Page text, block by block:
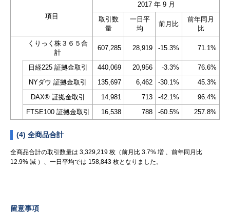
項目
2017 年 9 月
取引数
量
一日平
均
前月比
前年同月
比
くりっく株３６５合
計
607,285 28,919 -15.3% 71.1%
日経225 証拠金取引 440,069 20,956 -3.3%
76.6%
NYダウ 証拠金取引
135,697 6,462 -30.1%
45.3%
DAX® 証拠金取引
14,981 713 -42.1%
96.4%
FTSE100 証拠金取引
16,538 788 -60.5% 257.8%
(4) 全商品合計
全商品合計の取引数量は 3,329,219 枚（前月比 3.7% 増 、前年同月比
12.9% 減 ）、一日平均では 158,843 枚となりました。
留意事項